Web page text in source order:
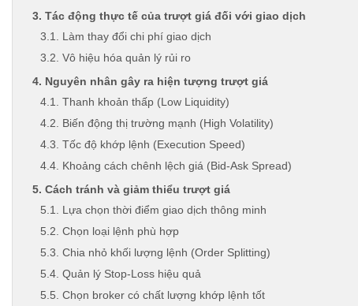
3. Tác động thực tế của trượt giá đối với giao dịch
3.1. Làm thay đổi chi phí giao dịch
3.2. Vô hiệu hóa quản lý rủi ro
4. Nguyên nhân gây ra hiện tượng trượt giá
4.1. Thanh khoản thấp (Low Liquidity)
4.2. Biến động thị trường mạnh (High Volatility)
4.3. Tốc độ khớp lệnh (Execution Speed)
4.4. Khoảng cách chênh lệch giá (Bid-Ask Spread)
5. Cách tránh và giảm thiểu trượt giá
5.1. Lựa chọn thời điểm giao dịch thông minh
5.2. Chọn loại lệnh phù hợp
5.3. Chia nhỏ khối lượng lệnh (Order Splitting)
5.4. Quản lý Stop-Loss hiệu quả
5.5. Chọn broker có chất lượng khớp lệnh tốt